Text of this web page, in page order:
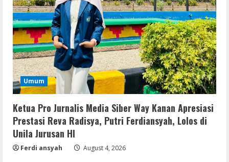
Umum
Ketua Pro Jurnalis Media Siber Way Kanan Apresiasi
Prestasi Reva Radisya, Putri Ferdiansyah, Lolos di
Unila Jurusan HI
Ferdi ansyah August 4, 2026
4
Serialers
Ableton Live Crack + Portable Windows
10 (x32x64)
August 6, 2026
5
Lan
Assassin’s Creed Shadows Digital
Deluxe Edition Cracked Rune Release
for Desktop
August 6, 2026
Serialers
MATLAB R2024b Crack exe [Full] x64